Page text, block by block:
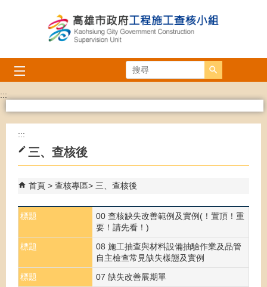
搜尋
:::
:::
三、查核後
首頁 查核專區 三、查核後
標題
00 查核缺失改善範例及實例(！置頂！重
要！請先看！)
標題
08 施工抽查與材料設備抽驗作業及品管
自主檢查常見缺失樣態及實例
標題
07 缺失改善展期單